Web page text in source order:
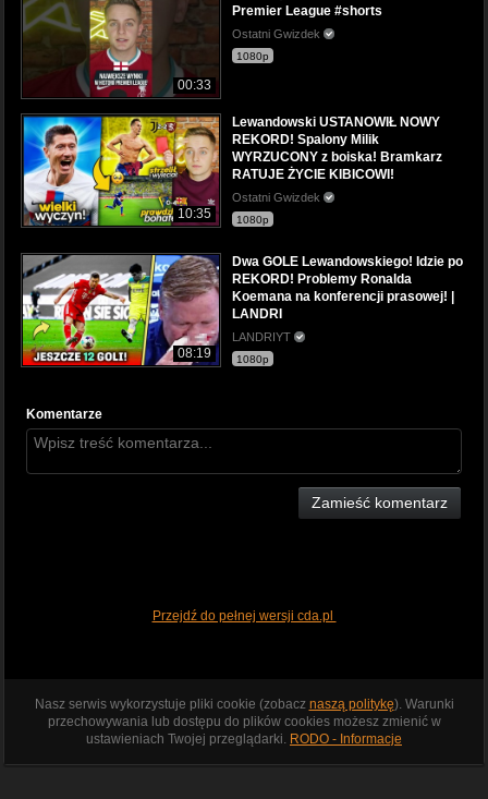
00:33
Premier League #shorts
Ostatni Gwizdek
1080p
10:35
Lewandowski USTANOWIŁ NOWY
REKORD! Spalony Milik
WYRZUCONY z boiska! Bramkarz
RATUJE ŻYCIE KIBICOWI!
Ostatni Gwizdek
1080p
08:19
Dwa GOLE Lewandowskiego! Idzie po
REKORD! Problemy Ronalda
Koemana na konferencji prasowej! |
LANDRI
LANDRIYT
1080p
Komentarze
Zamieść komentarz
Przejdź do pełnej wersji cda.pl
Nasz serwis wykorzystuje pliki cookie (zobacz naszą politykę). Warunki
przechowywania lub dostępu do plików cookies możesz zmienić w
ustawieniach Twojej przeglądarki. RODO - Informacje